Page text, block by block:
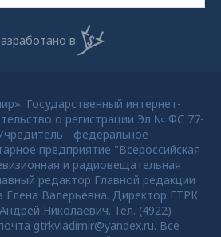
в
Государственный интернет-
о регистрации Эл № ФС 77-
- федеральное
предприятие "Всероссийская
и радиовещательная
редактор Главной редакции
Елена Валерьевна. Директор ГТРК
Николаевич. Тел. (4922)
gtrkvladimir@yandex.ru. Все